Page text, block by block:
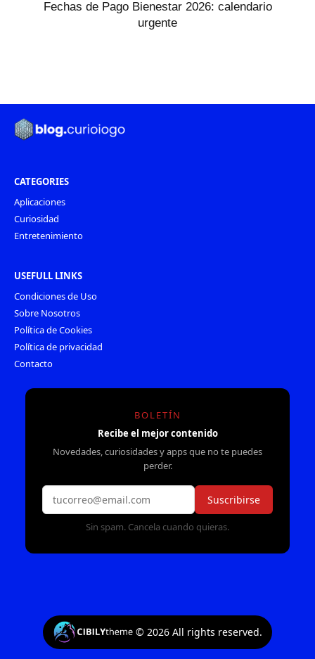
Fechas de Pago Bienestar 2026: calendario
urgente
CATEGORIES
Aplicaciones
Curiosidad
Entretenimiento
USEFULL LINKS
Condiciones de Uso
Sobre Nosotros
Política de Cookies
Política de privacidad
Contacto
BOLETÍN
Recibe el mejor contenido
Novedades, curiosidades y apps que no te puedes
perder.
Suscribirse
Sin spam. Cancela cuando quieras.
©2026 All rights reserved.